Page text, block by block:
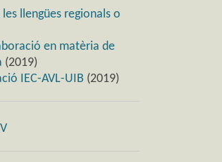
llengües regionals o
en matèria de
(2019)
IEC-AVL-UIB (2019)